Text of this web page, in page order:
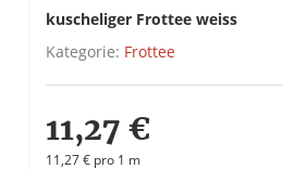
kuscheliger Frottee weiss
Kategorie: Frottee
11,27 €
11,27 € pro 1 m